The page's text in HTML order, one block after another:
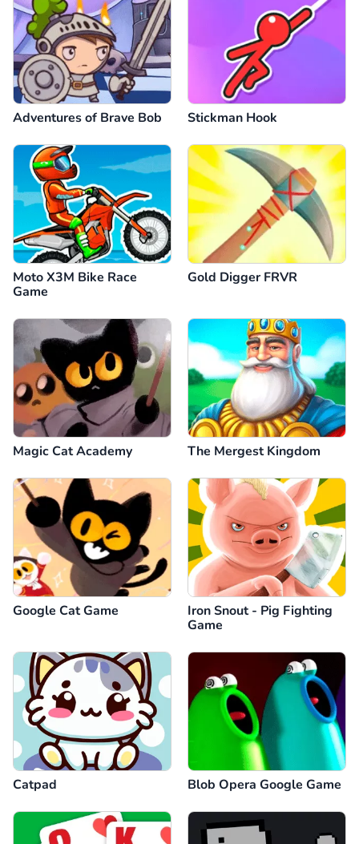
Adventures of Brave Bob Stickman Hook
Moto X3M Bike Race
Game
Gold Digger FRVR
Magic Cat Academy The Mergest Kingdom
Google Cat Game
Iron Snout - Pig Fighting
Game
Catpad Blob Opera Google Game